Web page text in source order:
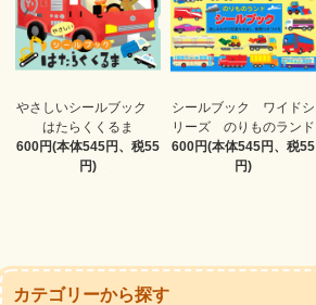
やさしいシールブック
はたらくくるま
600円(本体545円、税55
円)
シールブック ワイドシ
リーズ のりものランド
600円(本体545円、税55
円)
カテゴリーから探す